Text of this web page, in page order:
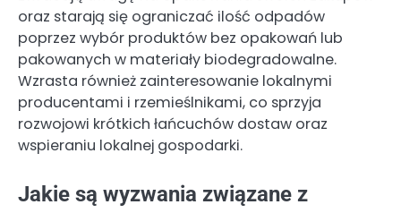
oraz starają się ograniczać ilość odpadów
poprzez wybór produktów bez opakowań lub
pakowanych w materiały biodegradowalne.
Wzrasta również zainteresowanie lokalnymi
producentami i rzemieślnikami, co sprzyja
rozwojowi krótkich łańcuchów dostaw oraz
wspieraniu lokalnej gospodarki.
Jakie są wyzwania związane z